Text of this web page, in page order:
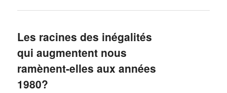
Les racines des inégalités
qui augmentent nous
ramènent-elles aux années
1980?